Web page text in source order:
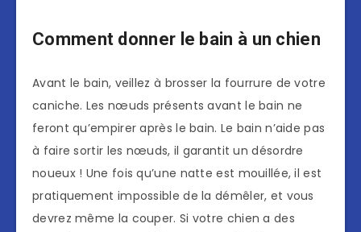
Comment donner le bain à un chien
Avant le bain, veillez à brosser la fourrure de votre
caniche. Les nœuds présents avant le bain ne
feront qu’empirer après le bain. Le bain n’aide pas
à faire sortir les nœuds, il garantit un désordre
noueux ! Une fois qu’une natte est mouillée, il est
pratiquement impossible de la démêler, et vous
devrez même la couper. Si votre chien a des